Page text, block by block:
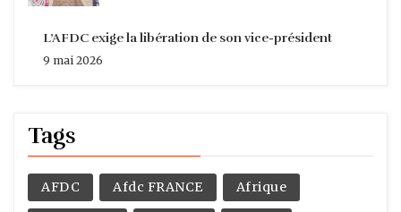
L’AFDC exige la libération de son vice-président
9 mai 2026
Tags
AFDC Afdc FRANCE Afrique